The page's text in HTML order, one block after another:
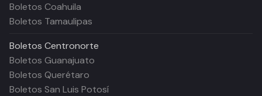
Boletos Coahuila
Boletos Tamaulipas
Boletos Centronorte
Boletos Guanajuato
Boletos Querétaro
Boletos San Luis Potosí